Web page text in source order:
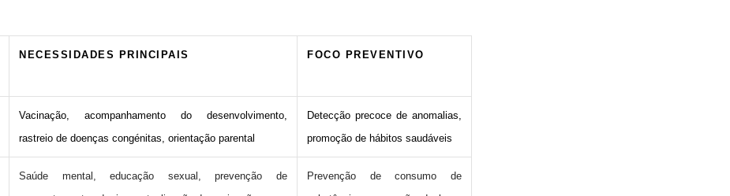
NECESSIDADES PRINCIPAIS FOCO PREVENTIVO
Vacinação, acompanhamento do desenvolvimento,
rastreio de doenças congénitas, orientação parental
Detecção precoce de anomalias,
promoção de hábitos saudáveis
Saúde mental, educação sexual, prevenção de
Prevenção de consumo de